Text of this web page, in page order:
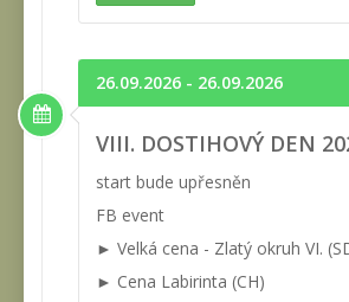
26.09.2026 - 26.09.2026
VIII. DOSTIHOVÝ DEN
start bude upřesněn
FB event
► Velká cena - Zlatý okruh VI.
► Cena Labirinta (CH)